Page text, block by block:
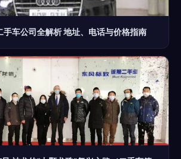
手车公司全解析 地址、电话与价格指南